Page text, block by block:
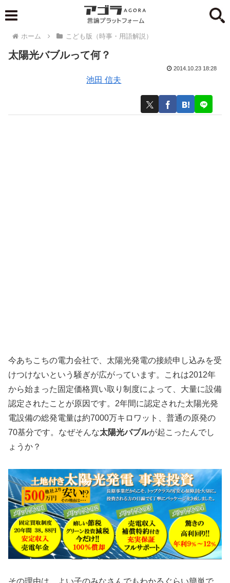
ホーム こども版（時事・用語解説）
太陽光バブルって何？
池田 信夫
2014.10.23 18:28
今あちこちの電力会社で、太陽光発電の接続申し込みを受
けつけないという騒ぎが広がっています。これは2012年
から始まった固定価格買い取り制度によって、大量に設備
認定されたことが原因です。2年間に認定された太陽光発
電設備の総発電量は約7000万キロワット、普通の原発の
70基分です。なぜそんな太陽光バブルが起こったんでし
ょうか？
その理由は、よい子のみなさんでもわかるぐらい簡単で